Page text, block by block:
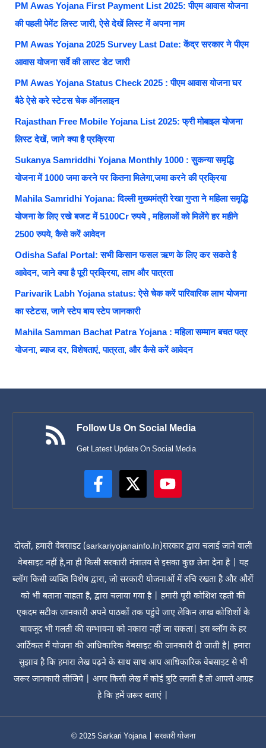
PM Awas Yojana First Payment List 2025: पीएम आवास योजना
की पहली पेमेंट लिस्ट जारी, ऐसे देखें लिस्ट में अपना नाम
PM Awas Yojana 2025 Survey Last Date: केंद्र सरकार ने पीएम
आवास योजना सर्वे की लास्ट डेट जारी
PM Awas Yojana Status Check 2025 : पीएम आवास योजना घर
बैठे ऐसे करे स्टेटस चेक ऑनलाइन
Rajasthan Free Mobile Yojana List 2025: फ्री मोबाइल योजना
लिस्ट देखें, जाने क्या है प्रक्रिया
Sukanya Samriddhi Yojana Monthly 1000 : सुकन्या समृद्धि
योजना में 1000 जमा करने पर कितना मिलेगा,जमा करने की प्रक्रिया
Mahila Samridhi Yojana: दिल्ली मुख्यमंत्री रेखा गुप्ता ने महिला समृद्धि
योजना के लिए रखे बजट में 5100Cr रुपये , महिलाओं को मिलेंगे हर महीने
2500 रुपये, कैसे करें आवेदन
Odisha Safal Portal: सभी किसान फसल ऋण के लिए कर सकते है
आवेदन, जाने क्या है पूरी प्रक्रिया, लाभ और पात्रता
Parivarik Labh Yojana status: ऐसे चेक करें पारिवारिक लाभ योजना
का स्टेटस, जाने स्टेप बाय स्टेप जानकारी
Mahila Samman Bachat Patra Yojana : महिला सम्मान बचत पत्र
योजना, ब्याज दर, विशेषताएं, पात्रता, और कैसे करें आवेदन
Follow Us On Social Media
Get Latest Update On Social Media
दोस्तों, हमारी वेबसाइट (sarkariyojanainfo.In)सरकार द्वारा चलाई जाने वाली
वेबसाइट नहीं है,ना ही किसी सरकारी मंत्रालय से इसका कुछ लेना देना है | यह
ब्लॉग किसी व्यक्ति विशेष द्वारा, जो सरकारी योजनाओं में रुचि रखता है और औरों
को भी बताना चाहता है, द्वारा चलाया गया है | हमारी पूरी कोशिश रहती की
एकदम सटीक जानकारी अपने पाठकों तक पहुंचे जाए लेकिन लाख कोशिशों के
बावजूद भी गलती की सम्भावना को नकारा नहीं जा सकता| इस ब्लॉग के हर
आर्टिकल में योजना की आधिकारिक वेबसाइट की जानकारी दी जाती है| हमारा
सुझाव है कि हमारा लेख पढ़ने के साथ साथ आप आधिकारिक वेबसाइट से भी
जरूर जानकारी लीजिये | अगर किसी लेख में कोई त्रुटि लगती है तो आपसे आग्रह
है कि हमें जरूर बताएं |
© 2025Sarkari Yojana | सरकारी योजना